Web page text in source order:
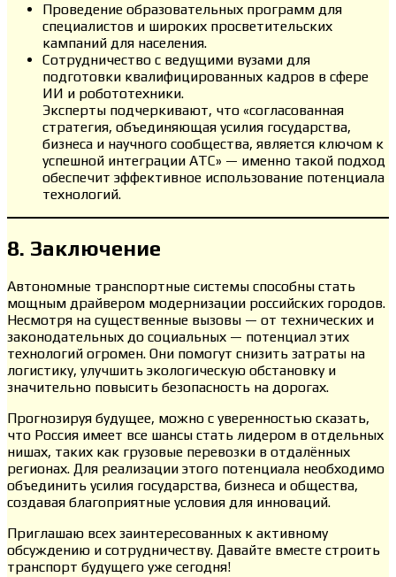
Проведение образовательных программ для
специалистов и широких просветительских
кампаний для населения.
Сотрудничество с ведущими вузами для
подготовки квалифицированных кадров в сфере
ИИ и робототехники.
Эксперты подчеркивают, что «согласованная
стратегия, объединяющая усилия государства,
бизнеса и научного сообщества, является ключом к
успешной интеграции АТС» — именно такой подход
обеспечит эффективное использование потенциала
технологий.
8. Заключение
Автономные транспортные системы способны стать
мощным драйвером модернизации российских городов.
Несмотря на существенные вызовы — от технических и
законодательных до социальных — потенциал этих
технологий огромен. Они помогут снизить затраты на
логистику, улучшить экологическую обстановку и
значительно повысить безопасность на дорогах.
Прогнозируя будущее, можно с уверенностью сказать,
что Россия имеет все шансы стать лидером в отдельных
нишах, таких как грузовые перевозки в отдалённых
регионах. Для реализации этого потенциала необходимо
объединить усилия государства, бизнеса и общества,
создавая благоприятные условия для инноваций.
Приглашаю всех заинтересованных к активному
обсуждению и сотрудничеству. Давайте вместе строить
транспорт будущего уже сегодня!